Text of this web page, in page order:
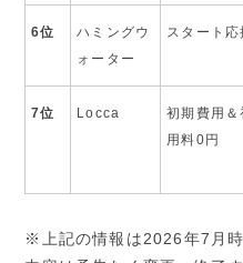
6位
ハミングウ
ォーター
スタート応
7位 Locca
初期費用＆
用料0円
※上記の情報は2026年7月